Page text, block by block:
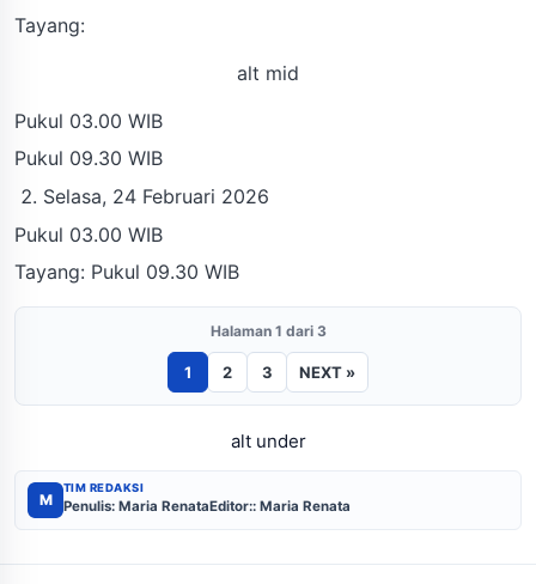
Tayang:
alt mid
Pukul 03.00 WIB
Pukul 09.30 WIB
Selasa, 24 Februari 2026
Pukul 03.00 WIB
Tayang: Pukul 09.30 WIB
Halaman 1 dari 3
1 2 3 NEXT »
alt under
M
TIM REDAKSI
Penulis: Maria RenataEditor:: Maria Renata